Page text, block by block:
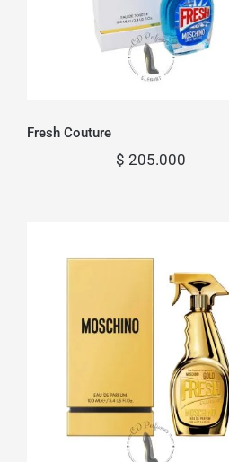
Fresh Couture
$ 205.000
Moschino Fresh Gold
Couture